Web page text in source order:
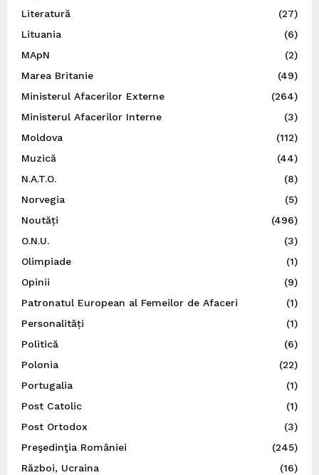
Literatură
(27)
Lituania
(6)
MApN
(2)
Marea Britanie
(49)
Ministerul Afacerilor Externe
(264)
Ministerul Afacerilor Interne
(3)
Moldova
(112)
Muzică
(44)
N.A.T.O.
(8)
Norvegia
(5)
Noutăți
(496)
O.N.U.
(3)
Olimpiade
(1)
Opinii
(9)
Patronatul European al Femeilor de Afaceri
(1)
Personalități
(1)
Politică
(6)
Polonia
(22)
Portugalia
(1)
Post Catolic
(1)
Post Ortodox
(3)
Preşedinţia României
(245)
Război, Ucraina
(16)